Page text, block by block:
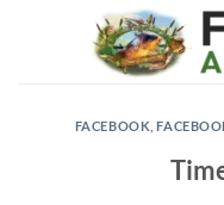
FACEBOOK ,